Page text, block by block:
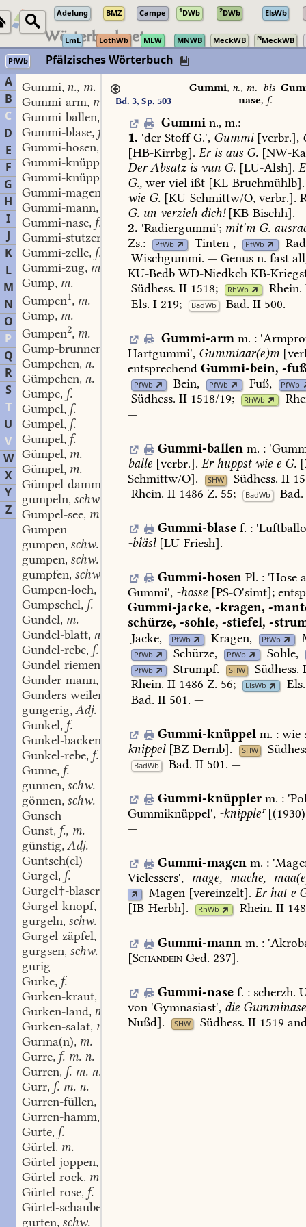
Adelung BMZ Campe 1DWb 2DWb ElsWb
LmL LothWb MLW MNWB MeckWB NMeckWB
PfWb
Pfälzisches Wörterbuch
A
B
C
D
E
F
G
H
I
J
K
L
M
N
O
P
Q
R
S
T
U
V
W
X
Y
Z
Gummi, n., m.
Gummi-arm, m.
Gummi-ballen,
Gummi-blase, f.
Gummi-hosen,
Gummi-knüppel
Gummi-knüppler
m.
Gummi-magen
Gummi-mann,
Gummi-nase, f.
Gummi-stutzer
Gummi-zelle, f.
Gummi-zug, m.
Gump, m.
Gumpen1, m.
Gump, m.
Gumpen2, m.
Gump-brunnen
Gumpchen, n.
Gümpchen, n.
Gumpe, f.
Gumpel, f.
Gumpel, f.
Gumpel, f.
Gümpel, m.
Gümpel, m.
Gümpel-damm
gumpeln, schw.
Gumpel-see, m.
Gumpen
gumpen, schw.
gumpen, schw.
gumpfen, schw.
Gumpen-loch,
Gumpschel, f.
Gundel, m.
Gundel-blatt, n.
Gundel-rebe, f.
Gundel-riemen
Gunder-mann,
Gunders-weiler
gungerig, Adj.
Gunkel, f.
Gunkel-backen
Gunkel-rebe, f.
Gunne, f.
gunnen, schw.
gönnen, schw.
Gunsch
Gunst, f., m.
günstig, Adj.
Guntsch(el)
Gurgel, f.
Gurgel✝-blaser
Gurgel-knopf,
gurgeln, schw.
Gurgel-zäpfel,
gurgsen, schw.
gurig
Gurke, f.
Gurken-kraut,
Gurken-land, n.
Gurken-salat, m.
Gurma(n), m.
Gurre, f. m. n.
Gurren, f. m. n.
Gurr, f. m. n.
Gurren-füllen,
Gurren-hamm,
Gurte, f.
Gürtel, m.
Gürtel-joppen,
Gürtel-rock, m.
Gürtel-rose, f.
Gürtel-schaube
gurten, schw.
Bd. 3, Sp. 503
Gummi, n., m. bis
nase, f.
Gummi n.,m.:
1. 'der StoffG.', Gummi[verbr.],
[HB-Kirrbg]. Eris aus G. [NW-
DerAbsatzis vun G. [LU-Alsh].
G., wer viel ißt [KL-Bruchmühlb].
wie G. [KU-Schmittw/O, verbr.].
G. un verzieh dich![KB-Bischh].
2. 'Radiergummi'; mit'm G.
Zs.:
PfWb Tinten-, PfWb
Wischgummi. — Genus n. fast
KU-Bedb WD-Niedkch KB-
Südhess. II 1518; RhWb Rhein.
Els. I 219; BadWb Bad. II500.
Gummi-arm m. :
Hartgummi', Gummiaar(e)m
entsprechend Gummi-bein, -
PfWb Bein, PfWb Fuß, PfWb
Südhess. II 1518/19; RhWb
—
Gummi-ballen m. :
balle [verbr.]. Erhuppstwie e G. [
Schmittw/O]. SHW Südhess. II
Rhein. II 1486 Z. 55; BadWb Bad.
Gummi-blase f. :
-bläsl[LU-Friesh]. —
Gummi-hosen Pl. :'Hose
Gummi', -hosse [PS-O'simt];
Gummi-jacke, -kragen, -
schürze, -sohle, -stiefel, -
Jacke, PfWb Kragen, PfWb
PfWb Schürze, PfWb Sohle,
PfWb Strumpf. SHW Südhess.
Rhein. II 1486 Z. 56; ElsWb Els.
Bad. II 501. —
Gummi-knüppel m. :wie
knippel[BZ-Dernb]. SHW
BadWb Bad. II501. —
Gummi-knüppler m. :
Gummiknüppel', -knippleʳ[(1930)
—
Gummi-magen m. :
Vielessers', -mage, -mache, -
Magen[vereinzelt]. Erhate
[IB-Herbh]. RhWb Rhein. II
Gummi-mann m. :
[Schandein Ged. 237]. —
Gummi-nase f. :scherzh.
von 'Gymnasiast', die Gumminase
Nußd]. SHW Südhess. II1519